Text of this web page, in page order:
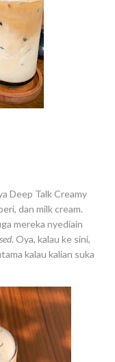
Deep Talk Creamy
dan milk cream.
mereka nyediain
. Oya, kalau ke sini,
kalau kalian suka